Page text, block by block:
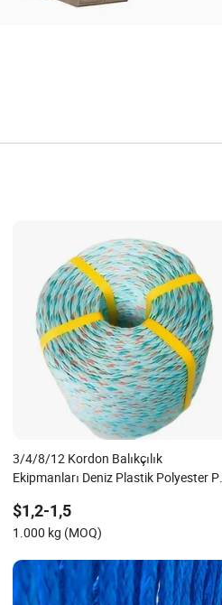
3/4/8/12 Kordon Balıkçılık
Ekipmanları Deniz Plastik Polyester PP
$1,2-1,5
1.000 kg (MOQ)